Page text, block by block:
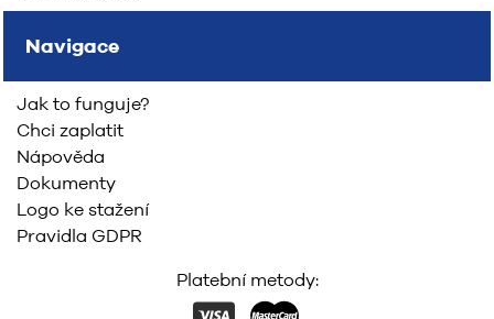
Navigace
Jak to funguje?
Chci zaplatit
Nápověda
Dokumenty
Logo ke stažení
Pravidla GDPR
Platební metody: